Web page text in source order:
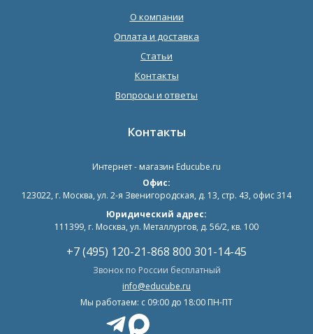
О компании
Оплата и доставка
Статьи
Контакты
Вопросы и ответы
Контакты
Интернет - магазин Educube.ru
Офис:
123022, г. Москва, ул. 2-я Звенигородская, д. 13, стр. 43, офис 314
Юридический адрес:
111399, г. Москва, ул. Металлургов, д. 56/2, кв. 100
+7 (495) 120-21-868 800 301-14-45
Звонок по России бесплатный
info@educube.ru
Мы работаем: c 09:00 до 18:00 ПН-ПТ